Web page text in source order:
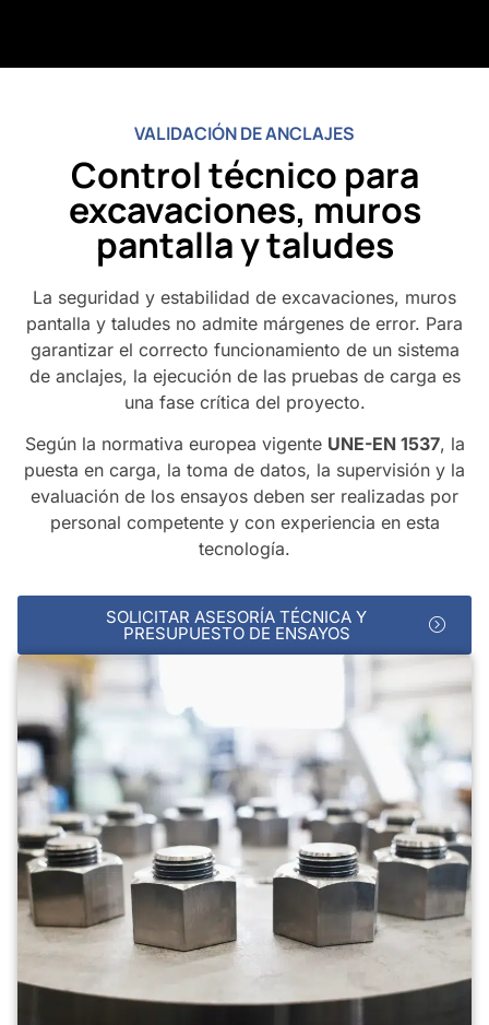
VALIDACIÓN DE ANCLAJES
Control técnico para
excavaciones, muros
pantalla y taludes
La seguridad y estabilidad de excavaciones, muros
pantalla y taludes no admite márgenes de error. Para
garantizar el correcto funcionamiento de un sistema
de anclajes, la ejecución de las pruebas de carga es
una fase crítica del proyecto.
Según la normativa europea vigente UNE-EN 1537, la
puesta en carga, la toma de datos, la supervisión y la
evaluación de los ensayos deben ser realizadas por
personal competente y con experiencia en esta
tecnología.
SOLICITAR ASESORÍA TÉCNICA Y
PRESUPUESTO DE ENSAYOS